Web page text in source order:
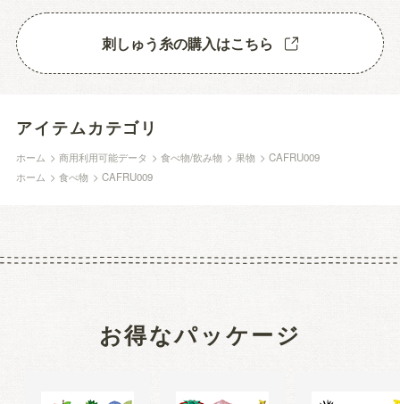
刺しゅう糸の購入はこちら
アイテムカテゴリ
ホーム >商用利用可能データ >食べ物/飲み物 >果物 >CAFRU009
ホーム >食べ物 >CAFRU009
お得なパッケージ